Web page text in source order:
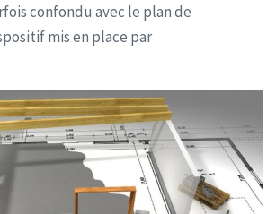
confondu avec le plan de
mis en place par